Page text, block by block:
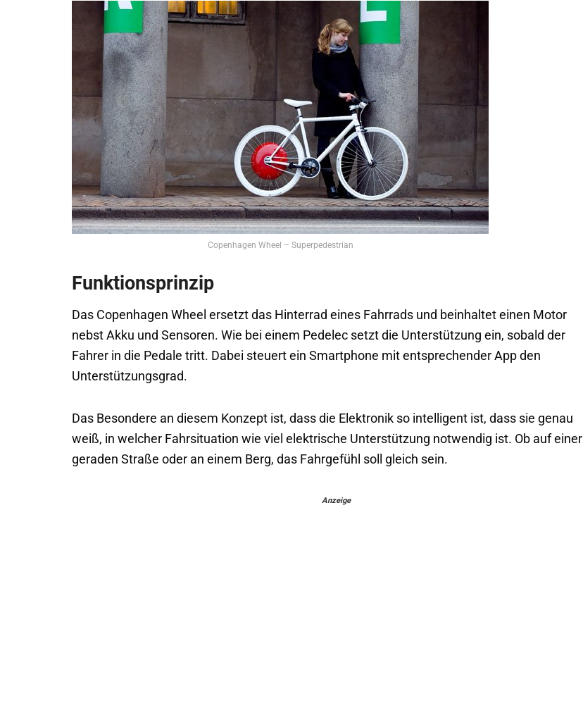
Copenhagen Wheel – Superpedestrian
Funktionsprinzip
Das Copenhagen Wheel ersetzt das Hinterrad eines Fahrrads und beinhaltet einen Motor
nebst Akku und Sensoren. Wie bei einem Pedelec setzt die Unterstützung ein, sobald der
Fahrer in die Pedale tritt. Dabei steuert ein Smartphone mit entsprechender App den
Unterstützungsgrad.
Das Besondere an diesem Konzept ist, dass die Elektronik so intelligent ist, dass sie genau
weiß, in welcher Fahrsituation wie viel elektrische Unterstützung notwendig ist. Ob auf einer
geraden Straße oder an einem Berg, das Fahrgefühl soll gleich sein.
Anzeige